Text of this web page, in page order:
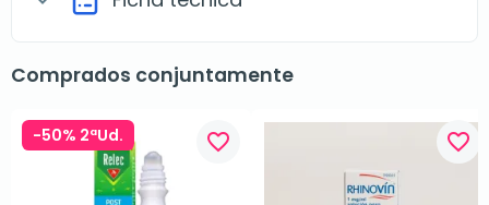
Comprados conjuntamente
-50% 2ªUd. favorite_border favorite_border